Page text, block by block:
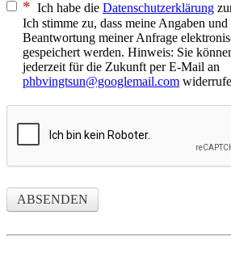
Ich habe die Datenschutzerklärung
Ich stimme zu, dass meine Angaben
Beantwortung meiner Anfrage
gespeichert werden. Hinweis: Sie
jederzeit für die Zukunft per E-Mail an
phbvingtsun@googlemail.com
ABSENDEN